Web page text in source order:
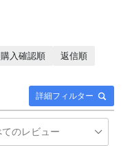
詳細フィルター
購入確認順
返信順